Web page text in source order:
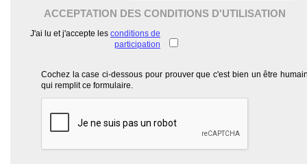
ACCEPTATION DES CONDITIONS D'UTILISATION
J'ai lu et j'accepte les conditions de
participation
Cochez la case ci-dessous pour prouver que c'est bien un être
qui remplit ce formulaire.